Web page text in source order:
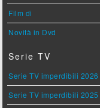
Film di
Novità in Dvd
Serie TV
Serie TV imperdibili 2026
Serie TV imperdibili 2025